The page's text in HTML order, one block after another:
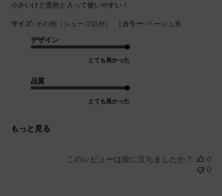
小さいけど意外と入って使いやすい！
サイズ: その他（シューズ以外） | カラー: ベージュ系
デザイン
とても良かった
品質
とても良かった
もっと見る
このレビューは役に立ちましたか？
0
0